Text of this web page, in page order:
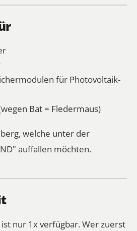
für Photovoltaik-
Bat = Fledermaus)
welche unter der
auffallen möchten.
ist nur 1x verfügbar. Wer zuerst